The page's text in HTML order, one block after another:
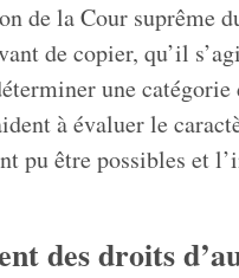
de la Cour suprême
de copier, qu’il
une
à évaluer le
pu être possibles et
des droits